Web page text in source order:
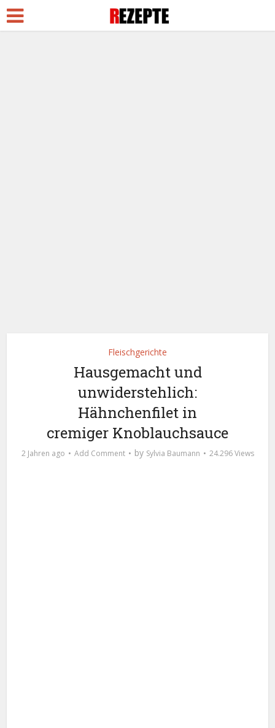
Fleischgerichte
Hausgemacht und
unwiderstehlich:
Hähnchenfilet in
cremiger Knoblauchsauce
2 Jahren ago Add Comment by Sylvia Baumann 24.296 Views